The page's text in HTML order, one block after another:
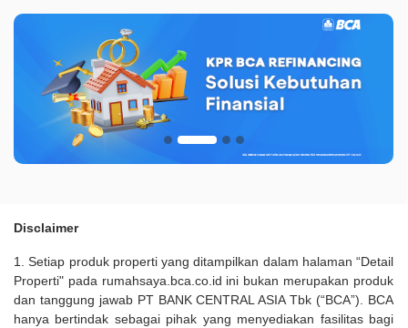
Disclaimer
1. Setiap produk properti yang ditampilkan dalam halaman “Detail
Properti" pada rumahsaya.bca.co.id ini bukan merupakan produk
dan tanggung jawab PT BANK CENTRAL ASIA Tbk (“BCA”). BCA
hanya bertindak sebagai pihak yang menyediakan fasilitas bagi